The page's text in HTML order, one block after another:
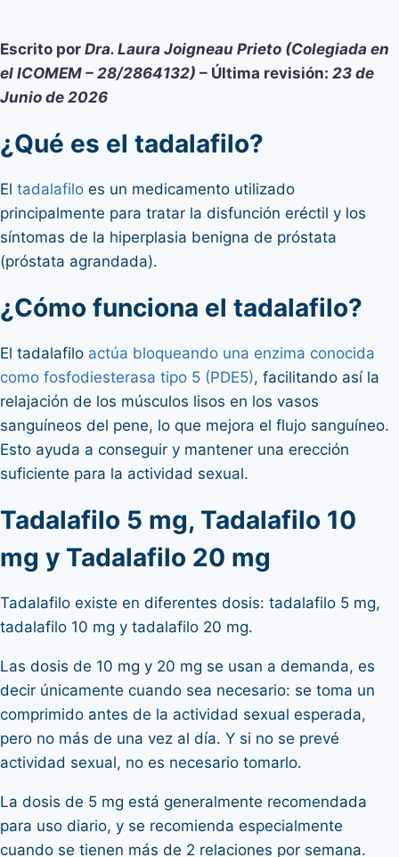
Escrito por Dra. Laura Joigneau Prieto (Colegiada en
el ICOMEM – 28/2864132) – Última revisión: 23 de
Junio de 2026
¿Qué es el tadalafilo?
El tadalafilo es un medicamento utilizado
principalmente para tratar la disfunción eréctil y los
síntomas de la hiperplasia benigna de próstata
(próstata agrandada).
¿Cómo funciona el tadalafilo?
El tadalafilo actúa bloqueando una enzima conocida
como fosfodiesterasa tipo 5 (PDE5), facilitando así la
relajación de los músculos lisos en los vasos
sanguíneos del pene, lo que mejora el flujo sanguíneo.
Esto ayuda a conseguir y mantener una erección
suficiente para la actividad sexual.
Tadalafilo 5 mg, Tadalafilo 10
mg y Tadalafilo 20 mg
Tadalafilo existe en diferentes dosis: tadalafilo 5 mg,
tadalafilo 10 mg y tadalafilo 20 mg.
Las dosis de 10 mg y 20 mg se usan a demanda, es
decir únicamente cuando sea necesario: se toma un
comprimido antes de la actividad sexual esperada,
pero no más de una vez al día. Y si no se prevé
actividad sexual, no es necesario tomarlo.
La dosis de 5 mg está generalmente recomendada
para uso diario, y se recomienda especialmente
cuando se tienen más de 2 relaciones por semana.